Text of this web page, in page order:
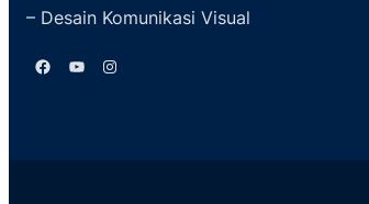
– Desain Komunikasi Visual
Facebook YouTube Instagram